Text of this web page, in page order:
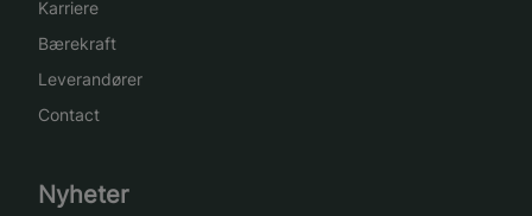
Karriere
Bærekraft
Leverandører
Contact
Nyheter